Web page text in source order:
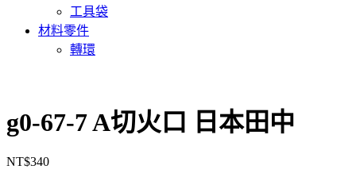
工具袋
材料零件
轉環
g0-67-7 A切火口 日本田中
NT$340